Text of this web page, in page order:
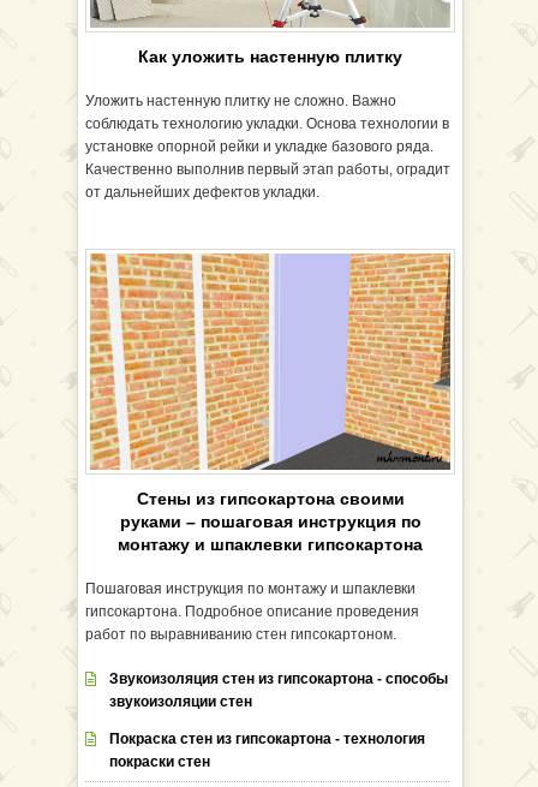
Как уложить настенную плитку
Уложить настенную плитку не сложно. Важно
соблюдать технологию укладки. Основа технологии в
установке опорной рейки и укладке базового ряда.
Качественно выполнив первый этап работы, оградит
от дальнейших дефектов укладки.
Стены из гипсокартона своими
руками – пошаговая инструкция по
монтажу и шпаклевки гипсокартона
Пошаговая инструкция по монтажу и шпаклевки
гипсокартона. Подробное описание проведения
работ по выравниванию стен гипсокартоном.
Звукоизоляция стен из гипсокартона - способы
звукоизоляции стен
Покраска стен из гипсокартона - технология
покраски стен